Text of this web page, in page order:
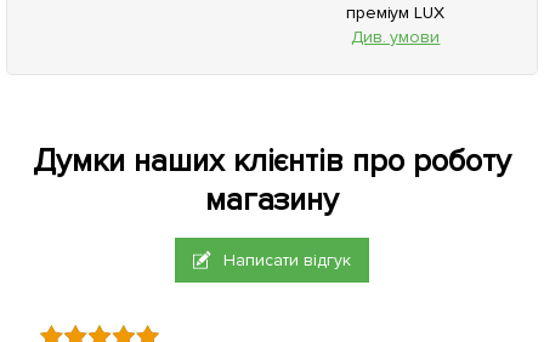
преміум LUX
Див. умови
Думки наших клієнтів про роботу
магазину
Написати відгук